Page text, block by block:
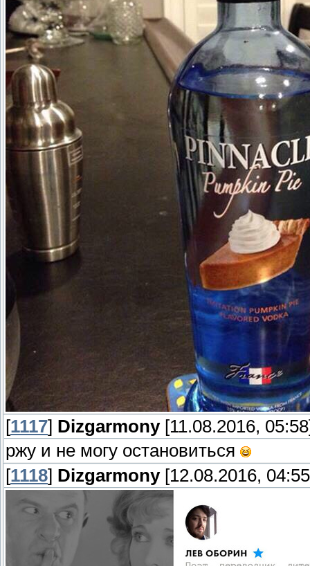
[1117] Dizgarmony[11.08.2016,
ржу и не могу остановиться
[1118] Dizgarmony[12.08.2016,